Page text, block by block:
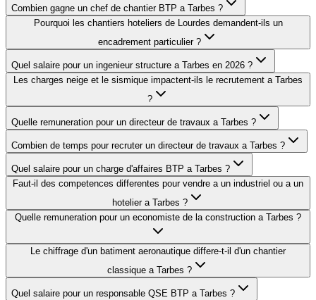
Combien gagne un chef de chantier BTP a Tarbes ?
Pourquoi les chantiers hoteliers de Lourdes demandent-ils un
encadrement particulier ?
Quel salaire pour un ingenieur structure a Tarbes en 2026 ?
Les charges neige et le sismique impactent-ils le recrutement a Tarbes
?
Quelle remuneration pour un directeur de travaux a Tarbes ?
Combien de temps pour recruter un directeur de travaux a Tarbes ?
Quel salaire pour un charge d'affaires BTP a Tarbes ?
Faut-il des competences differentes pour vendre a un industriel ou a un
hotelier a Tarbes ?
Quelle remuneration pour un economiste de la construction a Tarbes ?
Le chiffrage d'un batiment aeronautique differe-t-il d'un chantier
classique a Tarbes ?
Quel salaire pour un responsable QSE BTP a Tarbes ?